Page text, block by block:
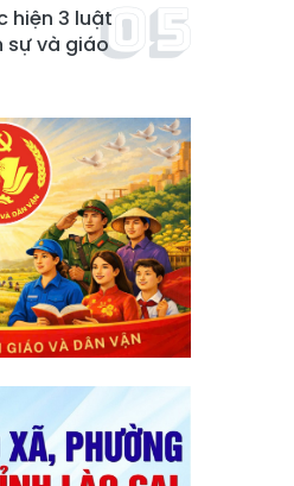
hiện 3 luật
sự và giáo